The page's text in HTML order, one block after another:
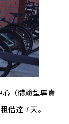
心（體驗型專賣
借達 7 天。